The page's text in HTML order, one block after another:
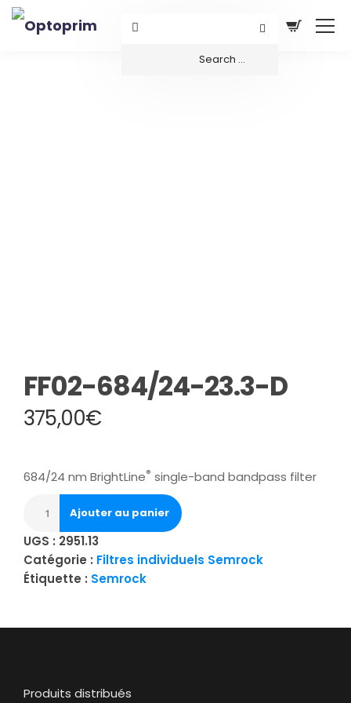
FF02-684/24-23.3-D
375,00€
684/24 nm BrightLine® single-band bandpass filter
Ajouter au panier
UGS : 2951.13
Catégorie : Filtres individuels Semrock
Étiquette : Semrock
Produits distribués